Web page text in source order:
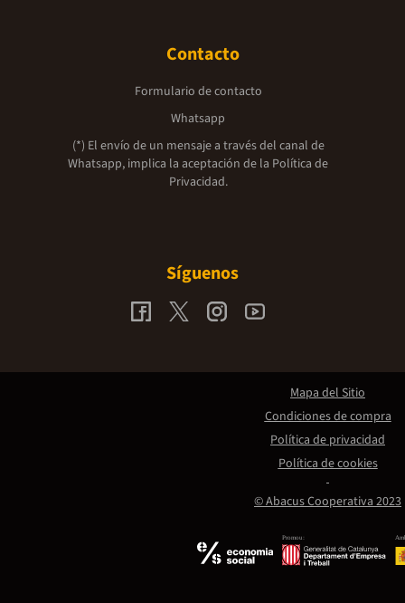
Contacto
Formulario de contacto
Whatsapp
(*) El envío de un mensaje a través del canal de
Whatsapp, implica la aceptación de la Política de
Privacidad.
Síguenos
Promou:
© Abacus Cooperativa 2023
Mapa del Sitio
Condiciones de compra
Política de privacidad
Política de cookies